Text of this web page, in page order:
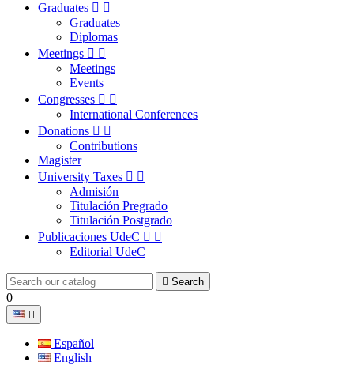
Graduates  
Graduates
Diplomas
Meetings  
Meetings
Events
Congresses  
International Conferences
Donations  
Contributions
Magister
University Taxes  
Admisión
Titulación Pregrado
Titulación Postgrado
Publicaciones UdeC  
Editorial UdeC
 Search
0

Español
English